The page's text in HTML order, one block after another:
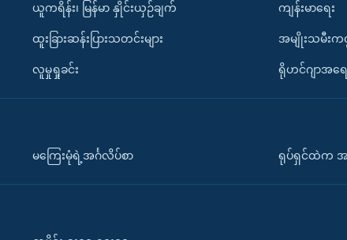
ယူကရိန်း၊ မြန်မာ နှိုင်းယှဉ်ချက်
ထူးခြားဆန်းပြားသတင်းများ
လူမှုရှုခင်း
ကျန်းမာရေး
အမျိုးသမီးက
ရိုဟင်ဂျာအရေ
မကြေးမုံရဲ့အင်္ဂလိပ်စာ ရုပ်ရှင်ထဲက အ